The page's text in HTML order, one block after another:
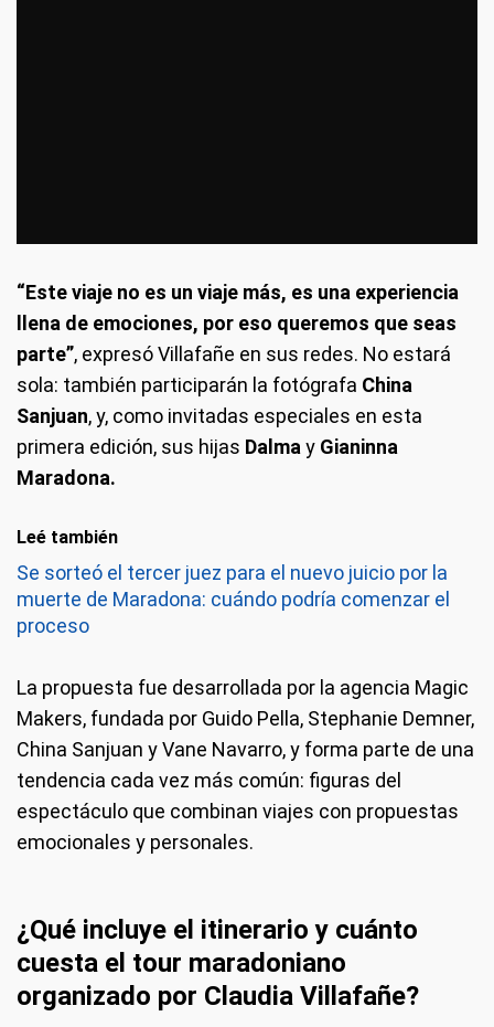
“Este viaje no es un viaje más, es una experiencia
llena de emociones, por eso queremos que seas
parte”, expresó Villafañe en sus redes. No estará
sola: también participarán la fotógrafa China
Sanjuan, y, como invitadas especiales en esta
primera edición, sus hijas Dalma y Gianinna
Maradona.
Leé también
Se sorteó el tercer juez para el nuevo juicio por la
muerte de Maradona: cuándo podría comenzar el
proceso
La propuesta fue desarrollada por la agencia Magic
Makers, fundada por Guido Pella, Stephanie Demner,
China Sanjuan y Vane Navarro, y forma parte de una
tendencia cada vez más común: figuras del
espectáculo que combinan viajes con propuestas
emocionales y personales.
¿Qué incluye el itinerario y cuánto
cuesta el tour maradoniano
organizado por Claudia Villafañe?